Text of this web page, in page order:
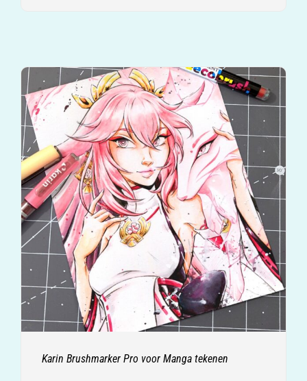
Karin Brushmarker Pro voor Manga tekenen